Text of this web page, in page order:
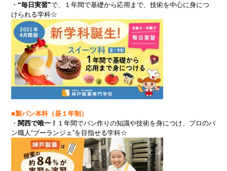
・ “毎日実習”で、１年間で基礎から応用まで、技術を中心に身につ
けられる学科☆
■製パン本科（昼１年制）
・ 関西で唯一！ １年間でパン作りの知識や技術を身につけ、プロのパ
ン職人“ブーランジェ”を目指せる学科☆